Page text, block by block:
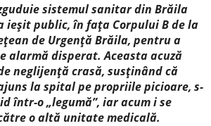
sistemul sanitar din Brăila
ieșit public, în fața Corpului B de la
de Urgență Brăila, pentru a
alarmă disperat. Aceasta acuză
neglijență crasă, susținând că
la spital pe propriile picioare, s-
într-o „legumă”, iar acum i se
o altă unitate medicală.